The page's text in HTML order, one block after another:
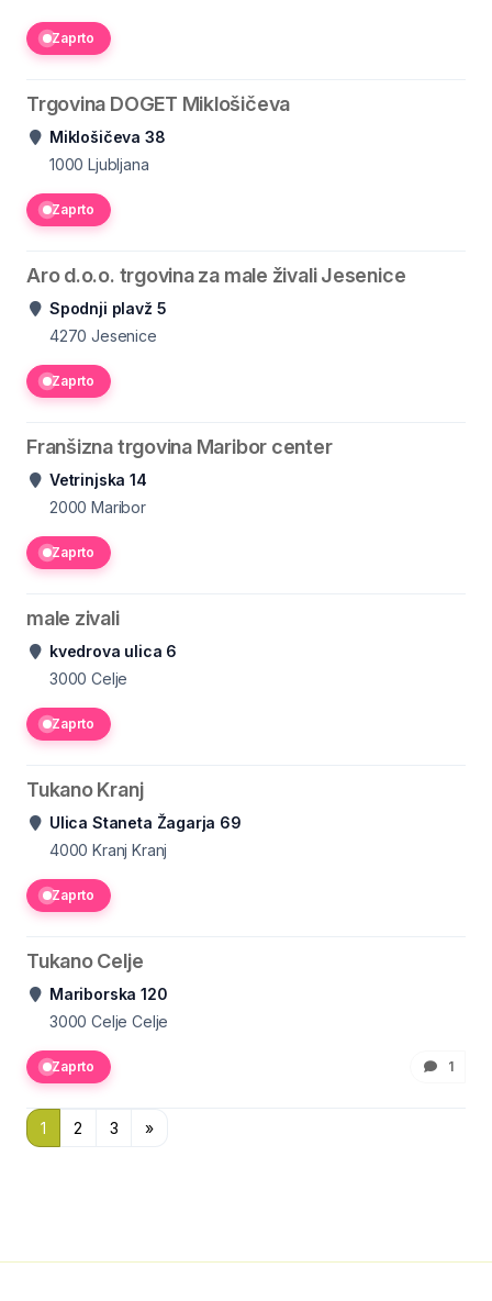
Zaprto
Trgovina DOGET Miklošičeva
Miklošičeva 38
1000 Ljubljana
Zaprto
Aro d.o.o. trgovina za male živali Jesenice
Spodnji plavž 5
4270 Jesenice
Zaprto
Franšizna trgovina Maribor center
Vetrinjska 14
2000 Maribor
Zaprto
male zivali
kvedrova ulica 6
3000 Celje
Zaprto
Tukano Kranj
Ulica Staneta Žagarja 69
4000 Kranj Kranj
Zaprto
Tukano Celje
Mariborska 120
3000 Celje Celje
Zaprto 1
1 2 3 »